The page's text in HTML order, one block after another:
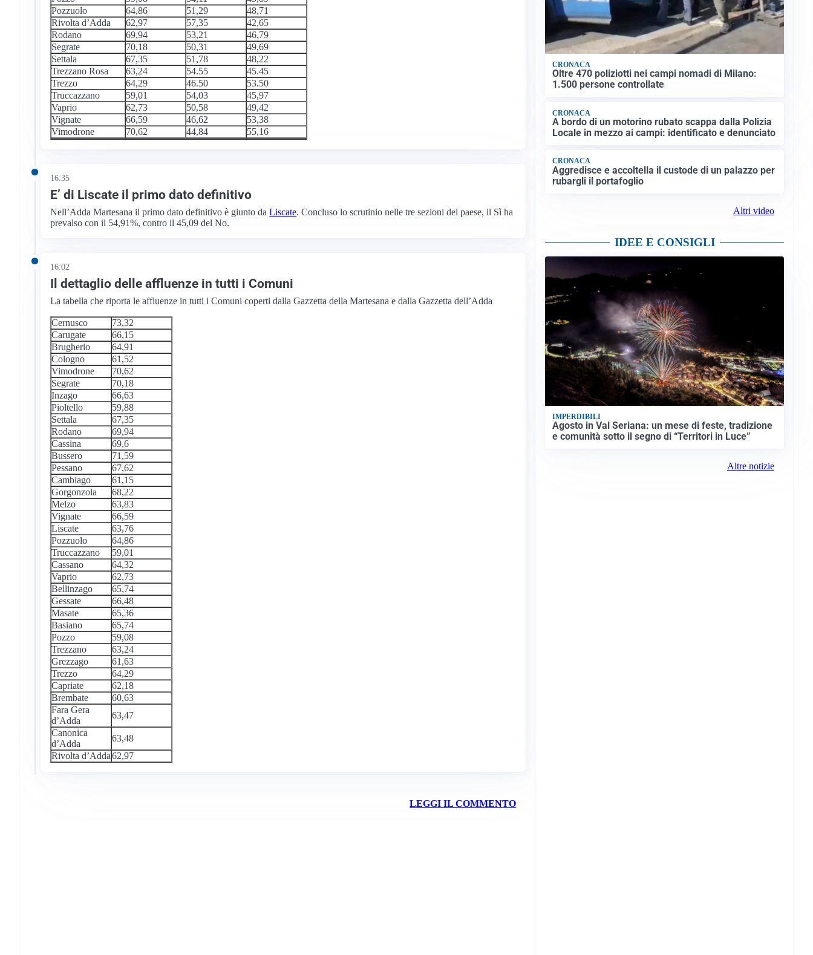
Pozzuolo
64,86 51,29
48,71
Rivolta d’Adda
62,97 57,35
42,65
Rodano
69,94 53,21
46,79
Segrate
70,18 50,31
49,69
Settala
67,35 51,78
48,22
Trezzano Rosa
63,24 54.55
45.45
Trezzo
64,29 46.50
53.50
Truccazzano
59,01 54,03
45,97
Vaprio
62,73 50,58
49,42
Vignate
66,59 46,62
53,38
Vimodrone
70,62 44,84 55,16
16:35
E’ di Liscate il primo dato definitivo
Nell’Adda Martesana il primo dato definitivo è giunto daLiscate. Concluso lo scrutinio nelle tre sezioni del paese, il Sì ha
prevalso con il 54,91%, contro il 45,09 del No.
16:02
Il dettaglio delle affluenze in tutti i Comuni
La tabella che riporta le affluenze in tutti i Comuni coperti dalla Gazzetta della Martesana e dalla Gazzetta dell’Adda
Cernusco
73,32
Carugate
66,15
Brugherio
64,91
Cologno
61,52
Vimodrone
70,62
Segrate
70,18
Inzago
66,63
Pioltello
59,88
Settala
67,35
Rodano
69,94
Cassina
69,6
Bussero
71,59
Pessano
67,62
Cambiago
61,15
Gorgonzola
68,22
Melzo
63,83
Vignate
66,59
Liscate
63,76
Pozzuolo
64,86
Truccazzano
59,01
Cassano
64,32
Vaprio
62,73
Bellinzago
65,74
Gessate
66,48
Masate
65,36
Basiano
65,74
Pozzo
59,08
Trezzano
63,24
Grezzago
61,63
Trezzo
64,29
Capriate
62,18
Brembate
60,63
Fara Gera
d’Adda
63,47
Canonica
d’Adda
63,48
Rivolta d’Adda62,97
LEGGI IL COMMENTO
CRONACA
Oltre 470 poliziotti nei campi nomadi di Milano:
1.500 persone controllate
CRONACA
A bordo di un motorino rubato scappa dalla Polizia
Locale in mezzo ai campi: identificato e denunciato
CRONACA
Aggredisce e accoltella il custode di un palazzo per
rubargli il portafoglio
Altri video
IDEE E CONSIGLI
IMPERDIBILI
Agosto in Val Seriana: un mese di feste, tradizione
e comunità sotto il segno di “Territori in Luce”
Altre notizie